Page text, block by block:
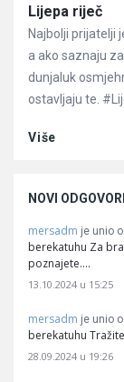
Članci
Lijepa riječ
Najbolji prijatelji
a ako saznaju
dunjaluk
ostavljaju te.
Više
NOVI ODGOVORI
mersadm je unio
berekatuhu Za
poznajete.…
13.10.2024 u 15:25
mersadm je unio
berekatuhu
28.09.2024 u 19:26